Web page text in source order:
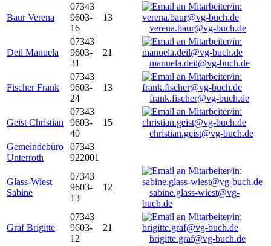
Baur Verena
07343
9603-
16
13
verena.baur@vg-buch.de
Deil Manuela
07343
9603-
31
21
manuela.deil@vg-buch.de
Fischer Frank
07343
9603-
24
13
frank.fischer@vg-buch.de
Geist Christian
07343
9603-
40
15
christian.geist@vg-buch.de
Gemeindebüro
Unterroth
07343
922001
Glass-Wiest
Sabine
07343
9603-
13
12
sabine.glass-wiest@vg-
buch.de
Graf Brigitte
07343
9603-
12
21
brigitte.graf@vg-buch.de